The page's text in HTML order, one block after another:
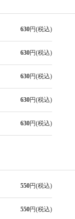
630円(税込)
630円(税込)
630円(税込)
630円(税込)
630円(税込)
550円(税込)
550円(税込)